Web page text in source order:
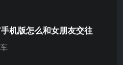
机版怎么和女朋友交往